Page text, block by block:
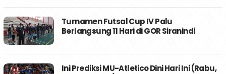
Turnamen Futsal Cup IV Palu
Berlangsung 11 Hari di GOR Siranindi
Ini Prediksi MU-Atletico Dini Hari Ini (Rabu,